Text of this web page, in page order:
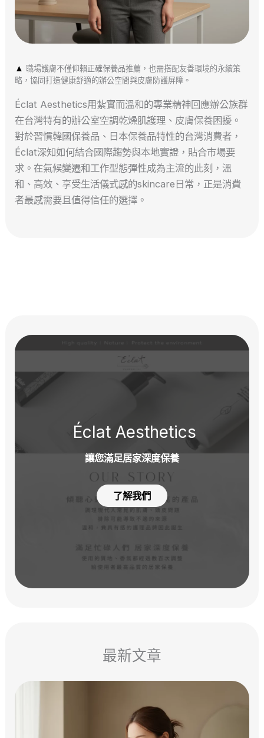
▲ 職場護膚不僅仰賴正確保養品推薦，也需搭配友善環境的永續策
略，協同打造健康舒適的辦公空間與皮膚防護屏障。
Éclat Aesthetics用紮實而溫和的專業精神回應辦公族群
在台灣特有的辦公室空調乾燥肌護理、皮膚保養困擾。
對於習慣韓國保養品、日本保養品特性的台灣消費者，
Éclat深知如何結合國際趨勢與本地實證，貼合市場要
求。在氣候變遷和工作型態彈性成為主流的此刻，溫
和、高效、享受生活儀式感的skincare日常，正是消費
者最感需要且值得信任的選擇。
Éclat Aesthetics
讓您滿足居家深度保養
了解我們
最新文章